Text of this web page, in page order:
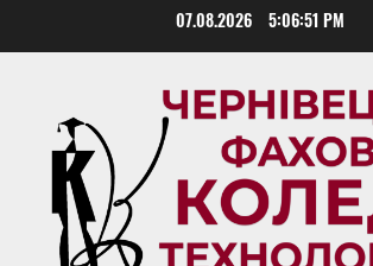
07.08.2026 5:06:52 PM